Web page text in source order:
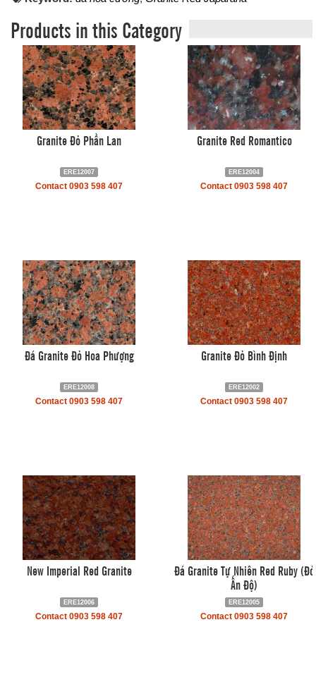
Products in this Category
Granite Đỏ Phần Lan
ERE12007
Contact 0903 598 407
Granite Red Romantico
ERE12004
Contact 0903 598 407
Đá Granite Đỏ Hoa Phượng
ERE12008
Contact 0903 598 407
Granite Đỏ Bình Định
ERE12002
Contact 0903 598 407
New Imperial Red Granite
ERE12006
Contact 0903 598 407
Đá Granite Tự Nhiên Red Ruby (Đỏ
Ấn Độ)
ERE12005
Contact 0903 598 407